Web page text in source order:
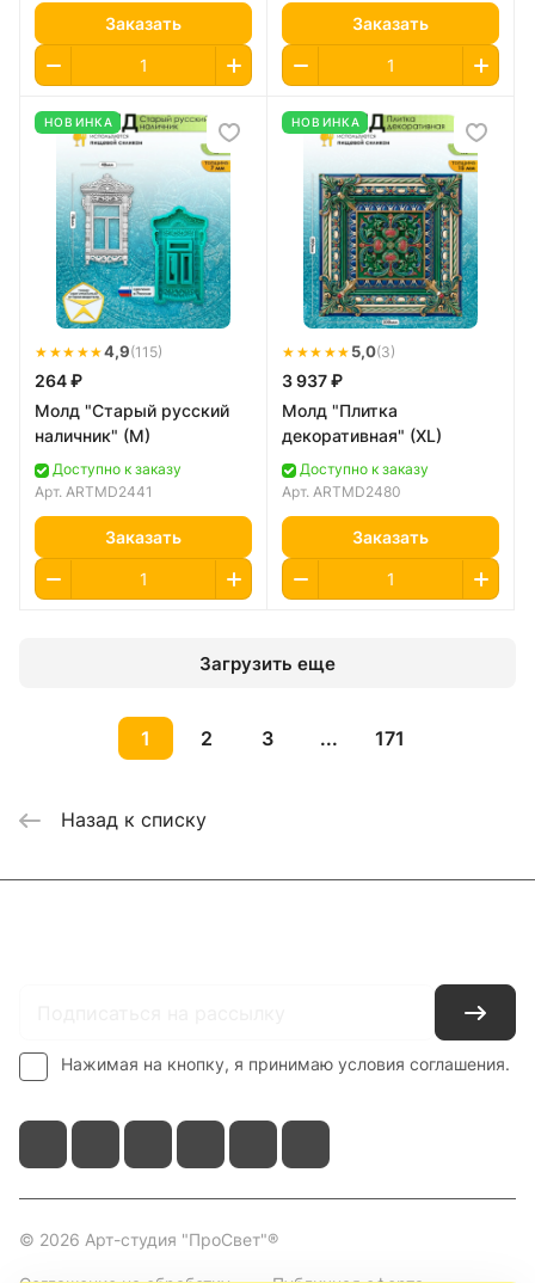
Заказать Заказать
НОВИНКА
★★★★★4,9(115)
264 ₽
Молд "Старый русский
наличник" (M)
Доступно к заказу
Арт. ARTMD2441
Заказать
НОВИНКА
★★★★★ 5,0(3)
3 937 ₽
Молд "Плитка
декоративная" (XL)
Доступно к заказу
Арт. ARTMD2480
Заказать
Загрузить еще
1 2 3 ... 171
Назад к списку
Нажимая на кнопку, я принимаю условия соглашения.
© 2026 Арт-студия "ПроСвет"®